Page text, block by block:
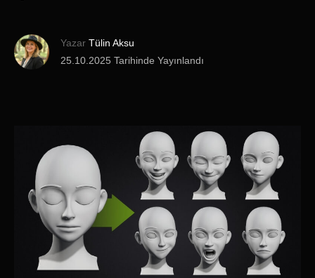
Yazar Tülin Aksu
25.10.2025 Tarihinde Yayınlandı